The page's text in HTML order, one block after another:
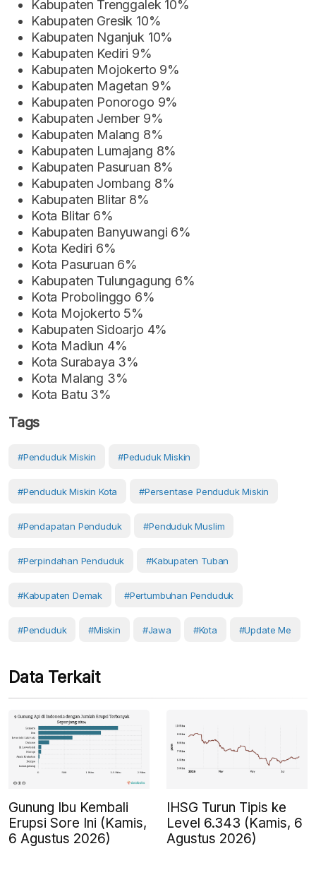
Kabupaten Trenggalek 10%
Kabupaten Gresik 10%
Kabupaten Nganjuk 10%
Kabupaten Kediri 9%
Kabupaten Mojokerto 9%
Kabupaten Magetan 9%
Kabupaten Ponorogo 9%
Kabupaten Jember 9%
Kabupaten Malang 8%
Kabupaten Lumajang 8%
Kabupaten Pasuruan 8%
Kabupaten Jombang 8%
Kabupaten Blitar 8%
Kota Blitar 6%
Kabupaten Banyuwangi 6%
Kota Kediri 6%
Kota Pasuruan 6%
Kabupaten Tulungagung 6%
Kota Probolinggo 6%
Kota Mojokerto 5%
Kabupaten Sidoarjo 4%
Kota Madiun 4%
Kota Surabaya 3%
Kota Malang 3%
Kota Batu 3%
Tags
#Penduduk Miskin #Peduduk Miskin
#Penduduk Miskin Kota #Persentase Penduduk Miskin
#pendapatan Penduduk #penduduk Muslim
#perpindahan Penduduk #Kabupaten Tuban
#Kabupaten Demak #pertumbuhan Penduduk
#Penduduk #Miskin #Jawa #Kota #Update Me
Data Terkait
Gunung Ibu Kembali
Erupsi Sore Ini (Kamis,
6 Agustus 2026)
IHSG Turun Tipis ke
Level 6.343 (Kamis, 6
Agustus 2026)